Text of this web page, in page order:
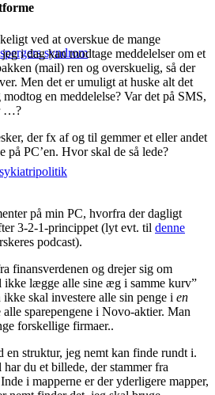
syndrom
ved at overskue de mange
i dag kan modtage meddelelser om et
(mail) ren og overskuelig, så der
Men det er umuligt at huske alt det
en meddelelse? Var det på SMS,
…?
der fx af og til gemmer et eller andet
på PC’en. Hvor skal de så lede?
på min PC, hvorfra der dagligt
3-2-1-princippet (lyt evt. til denne
podcast).
finansverdenen og drejer sig om
ikke lægge alle sine æg i samme kurv”
skal investere alle sin penge i en
sparepengene i Novo-aktier. Man
forskellige firmaer..
struktur, jeg nemt kan finde rundt i.
du et billede, der stammer fra
i mapperne er der yderligere mapper,